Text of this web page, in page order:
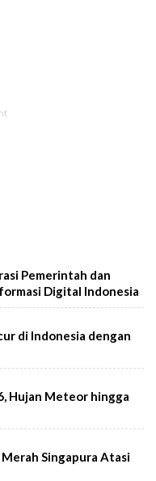
Pemerintah dan
Digital Indonesia
di Indonesia dengan
Hujan Meteor hingga
Singapura Atasi